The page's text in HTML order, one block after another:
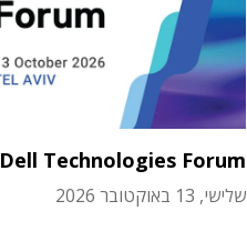
Dell Technologies Forum
שלישי, 13 באוקטובר 2026